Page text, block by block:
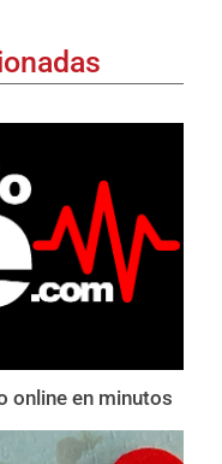
online en minutos